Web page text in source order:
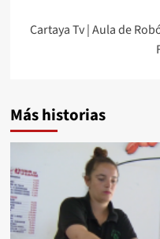
Cartaya Tv | Aula de
Más historias